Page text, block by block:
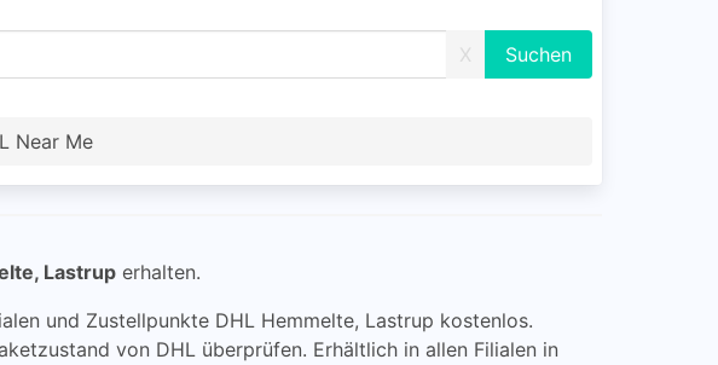
X
Near Me
Lastrup erhalten.
und Zustellpunkte DHL Hemmelte, Lastrup kostenlos.
von DHL überprüfen. Erhältlich in allen Filialen in